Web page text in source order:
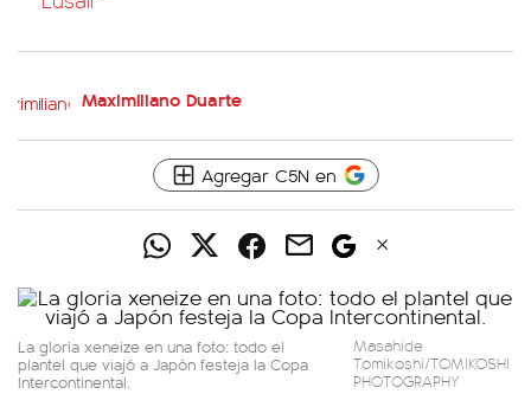
Maximiliano Duarte
Agregar C5N en
La gloria xeneize en una foto: todo el
plantel que viajó a Japón festeja la Copa
Intercontinental.
Masahide
Tomikoshi/TOMIKOSHI
PHOTOGRAPHY